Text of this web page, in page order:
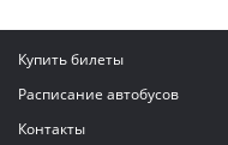
Купить билеты
Расписание автобусов
Контакты